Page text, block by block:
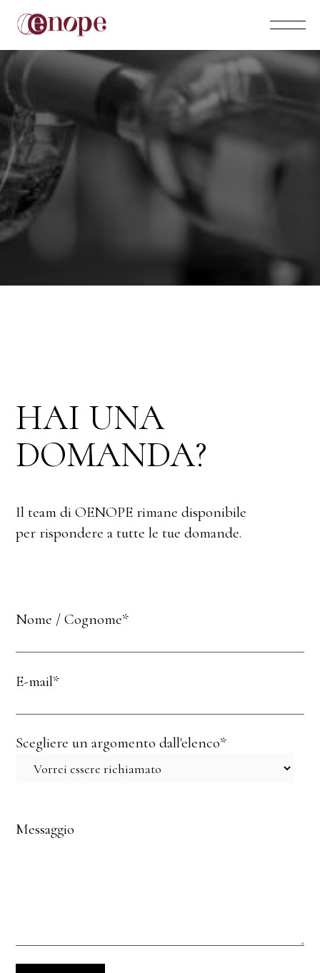
CONTATTI
HAI UNA
DOMANDA?
Il team di OENOPE rimane disponibile
per rispondere a tutte le tue domande.
Nome / Cognome*
E-mail*
Scegliere un argomento dall'elenco*
Messaggio